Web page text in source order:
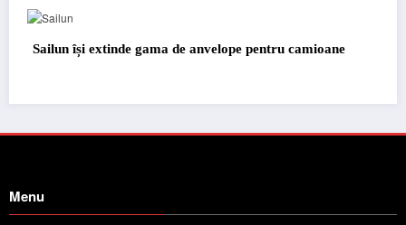
gama de anvelope pentru camioane
Lars Ljungström a
Menu